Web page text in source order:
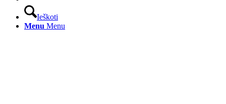
Ieškoti
Menu Menu